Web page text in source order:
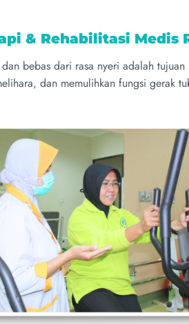
& Rehabilitasi Medis
bebas dari rasa nyeri adalah
dan memulihkan fungsi gerak